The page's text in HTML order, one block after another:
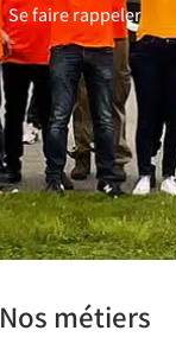
Se faire rappeler
Nos métiers